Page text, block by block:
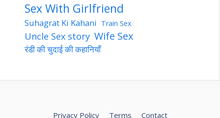
Sex With Girlfriend
Suhagrat Ki Kahani Train Sex
Uncle Sex story Wife Sex
रंडी की चुदाई की कहानियाँ
Privacy Policy Terms Contact